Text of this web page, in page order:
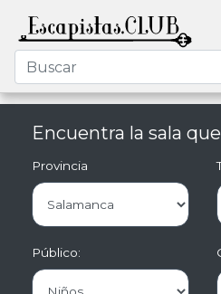
Encuentra la sala
Provincia
Público: